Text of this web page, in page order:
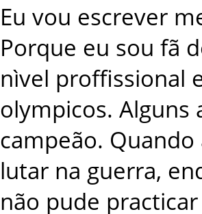
Eu vou escrever
Porque eu sou fã
nìvel proffissional
olympicos. Alguns
campeão. Quando
lutar na guerra,
não pude practicar